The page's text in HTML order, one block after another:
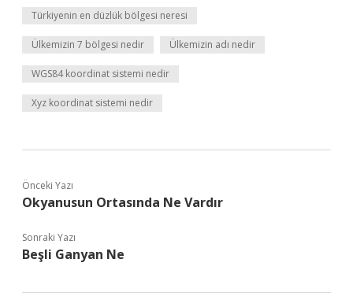
Türkiyenin en düzlük bölgesi neresi
Ülkemizin 7 bölgesi nedir Ülkemizin adı nedir
WGS84 koordinat sistemi nedir
Xyz koordinat sistemi nedir
Önceki Yazı
Okyanusun Ortasında Ne Vardır
Sonraki Yazı
Beşli Ganyan Ne